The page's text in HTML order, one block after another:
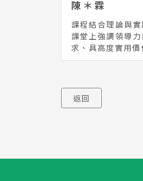
陳＊霖
課程結合理論與
課堂上強調領導
求、具高度實用價
返回